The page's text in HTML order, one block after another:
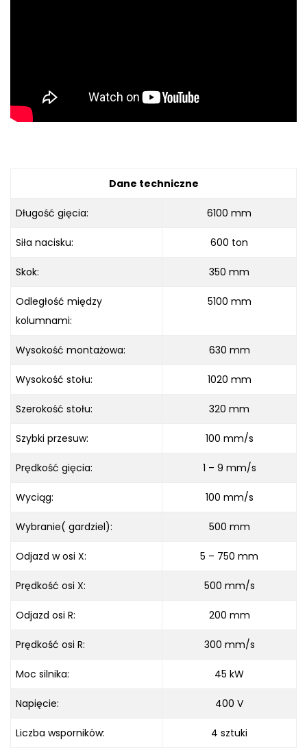
Dane techniczne
Długość gięcia: 6100 mm
Siła nacisku: 600 ton
Skok: 350 mm
Odległość między
kolumnami:
5100 mm
Wysokość montażowa: 630 mm
Wysokość stołu: 1020 mm
Szerokość stołu: 320 mm
Szybki przesuw: 100 mm/s
Prędkość gięcia: 1 – 9 mm/s
Wyciąg: 100 mm/s
Wybranie( gardziel): 500 mm
Odjazd w osi X: 5 – 750 mm
Prędkość osi X: 500 mm/s
Odjazd osi R: 200 mm
Prędkość osi R: 300 mm/s
Moc silnika: 45 kW
Napięcie: 400 V
Liczba wsporników: 4 sztuki